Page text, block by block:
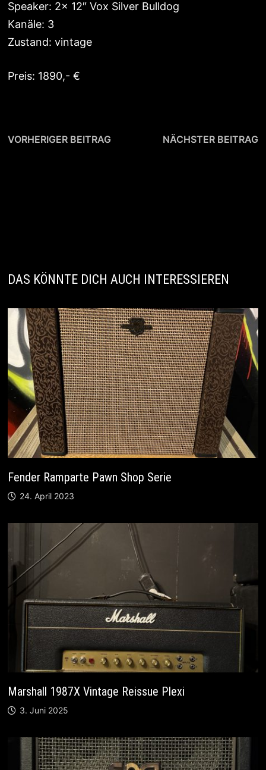
Speaker: 2x 12″ Vox Silver Bulldog
Kanäle: 3
Zustand: vintage
Preis: 1890,- €
Beitragsnavigation
VORHERIGER BEITRAGVorheriger NÄCHSTER BEITRAG
DAS KÖNNTE DICH AUCH INTERESSIEREN
Fender Ramparte Pawn Shop Serie
24. April 2023
Marshall 1987X Vintage Reissue Plexi
3. Juni 2025